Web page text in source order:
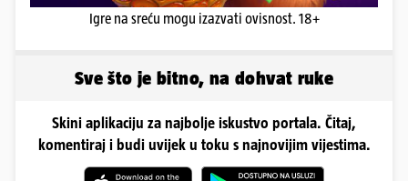
Igre na sreću mogu izazvati ovisnost. 18+
Sve što je bitno, na dohvat ruke
Skini aplikaciju za najbolje iskustvo portala. Čitaj,
komentiraj i budi uvijek u toku s najnovijim vijestima.